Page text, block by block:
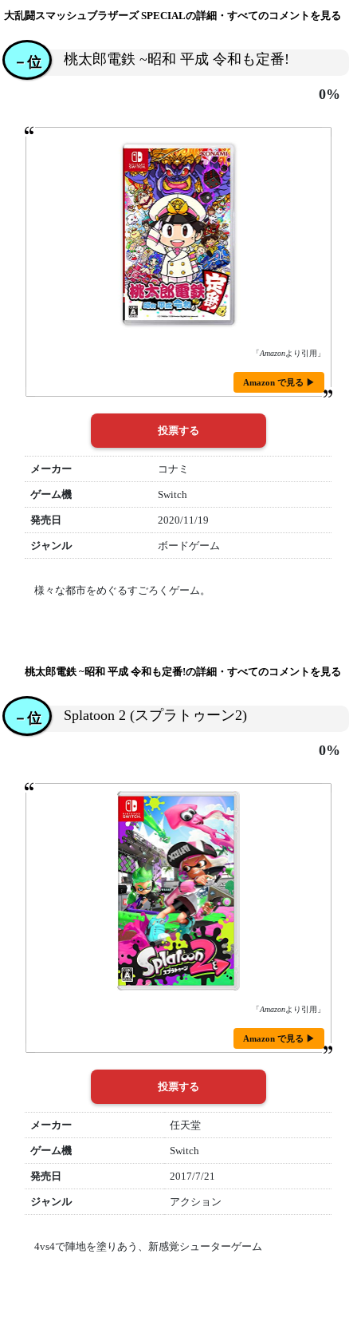
大乱闘スマッシュブラザーズ SPECIALの詳細・すべてのコメントを見る
桃太郎電鉄 ~昭和 平成 令和も定番!
－位
0%
「Amazonより引用」
Amazon で見る ▶
メーカー コナミ
ゲーム機 Switch
発売日 2020/11/19
ジャンル ボードゲーム
様々な都市をめぐるすごろくゲーム。
桃太郎電鉄 ~昭和 平成 令和も定番!の詳細・すべてのコメントを見る
Splatoon 2 (スプラトゥーン2)
－位
0%
「Amazonより引用」
Amazon で見る ▶
メーカー 任天堂
ゲーム機 Switch
発売日 2017/7/21
ジャンル アクション
4vs4で陣地を塗りあう、新感覚シューターゲーム